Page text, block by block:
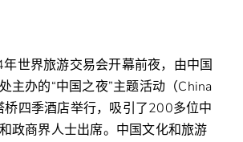
世界旅游交易会开幕前夜，由中国
主办的“中国之夜”主题活动（China
四季酒店举行，吸引了200多位中
政商界人士出席。中国文化和旅游